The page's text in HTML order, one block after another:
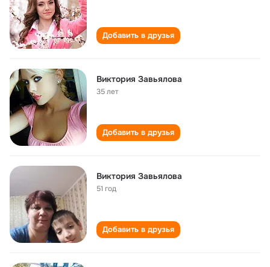
Добавить в друзья
Виктория Завьялова
35 лет
Добавить в друзья
Виктория Завьялова
51 год
Добавить в друзья